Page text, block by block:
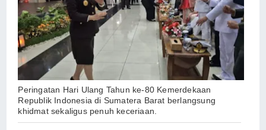
Peringatan Hari Ulang Tahun ke-80 Kemerdekaan
Republik Indonesia di Sumatera Barat berlangsung
khidmat sekaligus penuh keceriaan.